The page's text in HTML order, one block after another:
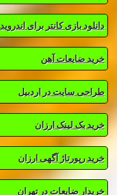
دانلود بازی کانتر برای اندروید
خرید ضایعات آهن
طراحی سایت در اردبیل
خرید بک لینک ارزان
خرید رپورتاژ آگهی ارزان
خریدار ضایعات در تهران